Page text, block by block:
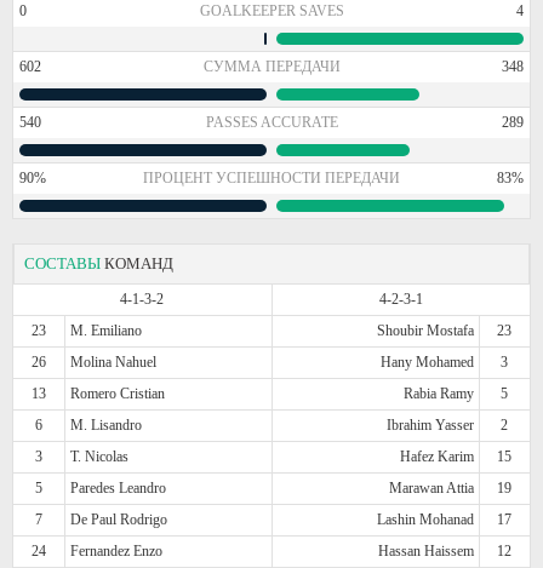
0 GOALKEEPER SAVES 4
602 СУММА ПЕРЕДАЧИ 348
540 PASSES ACCURATE 289
90% ПРОЦЕНТ УСПЕШНОСТИ ПЕРЕДАЧИ 83%
СОСТАВЫ КОМАНД
4-1-3-2
4-2-3-1
23
M. Emiliano Shoubir Mostafa
23
26
Molina Nahuel Hany Mohamed
3
13
Romero Cristian Rabia Ramy
5
6
M. Lisandro Ibrahim Yasser
2
3
T. Nicolas Hafez Karim
15
5
Paredes Leandro Marawan Attia
19
7
De Paul Rodrigo Lashin Mohanad
17
24
Fernandez Enzo Hassan Haissem
12